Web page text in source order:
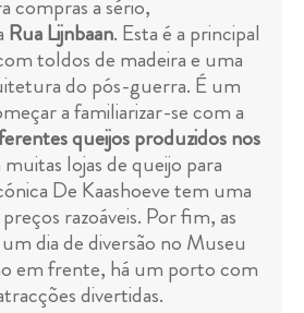
compras a sério,
Rua Lijnbaan. Esta é a principal
toldos de madeira e uma
do pós-guerra. É um
a familiarizar-se com a
queijos produzidos nos
muitas lojas de queijo para
De Kaashoeve tem uma
razoáveis. Por fim, as
dia de diversão no Museu
em frente, há um porto com
divertidas.